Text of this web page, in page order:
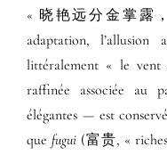
« 晓艳远分金掌露
adaptation,
littéralement « le vent
raffinée associée au
élégantes — est
que fugui (富贵, «